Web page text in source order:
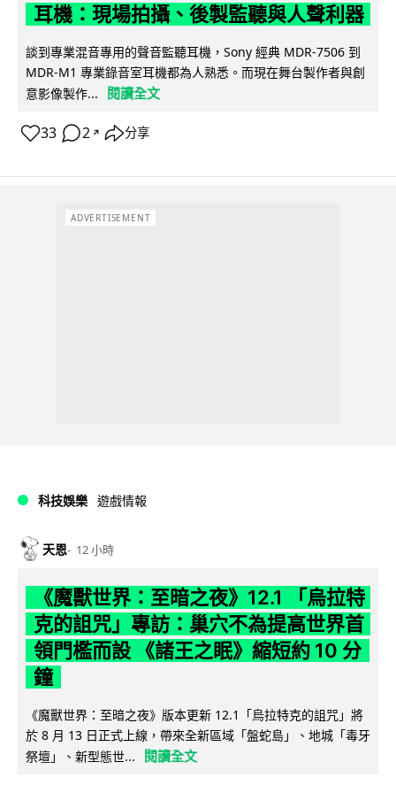
耳機：現場拍攝、後製監聽與人聲利器
談到專業混音專用的聲音監聽耳機，Sony 經典 MDR-7506 到
MDR-M1 專業錄音室耳機都為人熟悉。而現在舞台製作者與創
意影像製作...
閱讀全文
33 2 ↗ 分享
ADVERTISEMENT
科技娛樂 遊戲情報
天恩 12 小時
《魔獸世界：至暗之夜》12.1 「烏拉特
克的詛咒」專訪：巢穴不為提高世界首
領門檻而設 《諸王之眠》縮短約 10 分
鐘
《魔獸世界：至暗之夜》版本更新 12.1「烏拉特克的詛咒」將
於 8 月 13 日正式上線，帶來全新區域「盤蛇島」、地城「毒牙
祭壇」、新型態世...
閱讀全文